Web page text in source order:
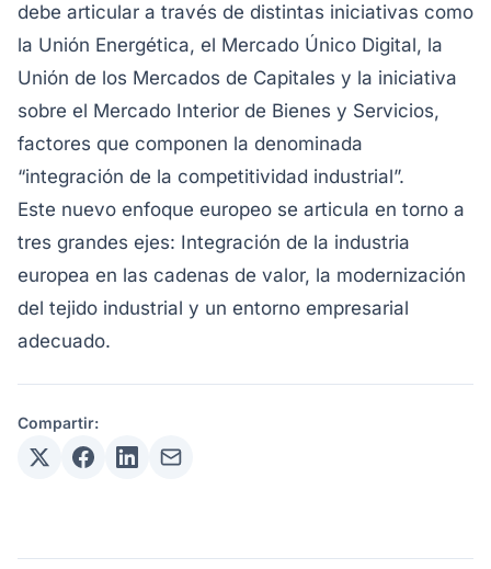
debe articular a través de distintas iniciativas como
la Unión Energética, el Mercado Único Digital, la
Unión de los Mercados de Capitales y la iniciativa
sobre el Mercado Interior de Bienes y Servicios,
factores que componen la denominada
“integración de la competitividad industrial”.
Este nuevo enfoque europeo se articula en torno a
tres grandes ejes: Integración de la industria
europea en las cadenas de valor, la modernización
del tejido industrial y un entorno empresarial
adecuado.
Compartir: